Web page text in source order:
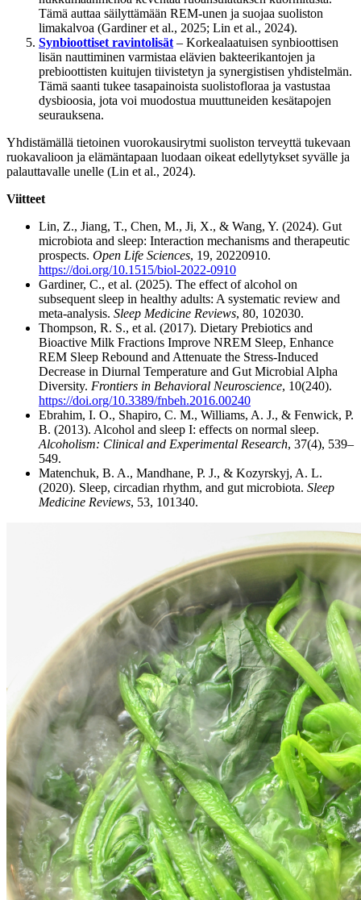
Tämä auttaa säilyttämään REM-unen ja suojaa suoliston
limakalvoa (Gardiner et al., 2025; Lin et al., 2024).
Synbioottiset ravintolisät – Korkealaatuisen synbioottisen
lisän nauttiminen varmistaa elävien bakteerikantojen ja
prebioottisten kuitujen tiivistetyn ja synergistisen yhdistelmän.
Tämä saanti tukee tasapainoista suolistofloraa ja vastustaa
dysbioosia, jota voi muodostua muuttuneiden kesätapojen
seurauksena.
Yhdistämällä tietoinen vuorokausirytmi suoliston terveyttä tukevaan
ruokavalioon ja elämäntapaan luodaan oikeat edellytykset syvälle ja
palauttavalle unelle (Lin et al., 2024).
Viitteet
Lin, Z., Jiang, T., Chen, M., Ji, X., & Wang, Y. (2024). Gut
microbiota and sleep: Interaction mechanisms and therapeutic
prospects. Open Life Sciences, 19, 20220910.
https://doi.org/10.1515/biol-2022-0910
Gardiner, C., et al. (2025). The effect of alcohol on
subsequent sleep in healthy adults: A systematic review and
meta-analysis. Sleep Medicine Reviews, 80, 102030.
Thompson, R. S., et al. (2017). Dietary Prebiotics and
Bioactive Milk Fractions Improve NREM Sleep, Enhance
REM Sleep Rebound and Attenuate the Stress-Induced
Decrease in Diurnal Temperature and Gut Microbial Alpha
Diversity. Frontiers in Behavioral Neuroscience, 10(240).
https://doi.org/10.3389/fnbeh.2016.00240
Ebrahim, I. O., Shapiro, C. M., Williams, A. J., & Fenwick, P.
B. (2013). Alcohol and sleep I: effects on normal sleep.
Alcoholism: Clinical and Experimental Research, 37(4), 539–
549.
Matenchuk, B. A., Mandhane, P. J., & Kozyrskyj, A. L.
(2020). Sleep, circadian rhythm, and gut microbiota. Sleep
Medicine Reviews, 53, 101340.